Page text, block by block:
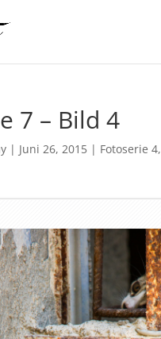
7 – Bild 4
| Juni 26, 2015| Fotoserie 4,